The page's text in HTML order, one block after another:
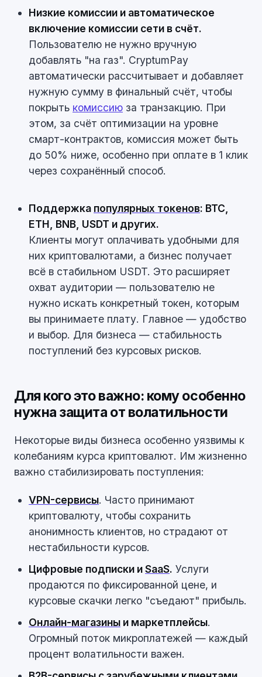
Низкие комиссии и автоматическое
включение комиссии сети в счёт.
Пользователю не нужно вручную
добавлять "на газ". CryptumPay
автоматически рассчитывает и добавляет
нужную сумму в финальный счёт, чтобы
покрыть комиссию за транзакцию. При
этом, за счёт оптимизации на уровне
смарт-контрактов, комиссия может быть
до 50% ниже, особенно при оплате в 1 клик
через сохранённый способ.
Поддержка популярных токенов: BTC,
ETH, BNB, USDT и других.
Клиенты могут оплачивать удобными для
них криптовалютами, а бизнес получает
всё в стабильном USDT. Это расширяет
охват аудитории — пользователю не
нужно искать конкретный токен, которым
вы принимаете плату. Главное — удобство
и выбор. Для бизнеса — стабильность
поступлений без курсовых рисков.
Для кого это важно: кому особенно
нужна защита от волатильности
Некоторые виды бизнеса особенно уязвимы к
колебаниям курса криптовалют. Им жизненно
важно стабилизировать поступления:
VPN-сервисы. Часто принимают
криптовалюту, чтобы сохранить
анонимность клиентов, но страдают от
нестабильности курсов.
Цифровые подписки иSaaS. Услуги
продаются по фиксированной цене, и
курсовые скачки легко "съедают" прибыль.
Онлайн-магазины и маркетплейсы.
Огромный поток микроплатежей — каждый
процент волатильности важен.